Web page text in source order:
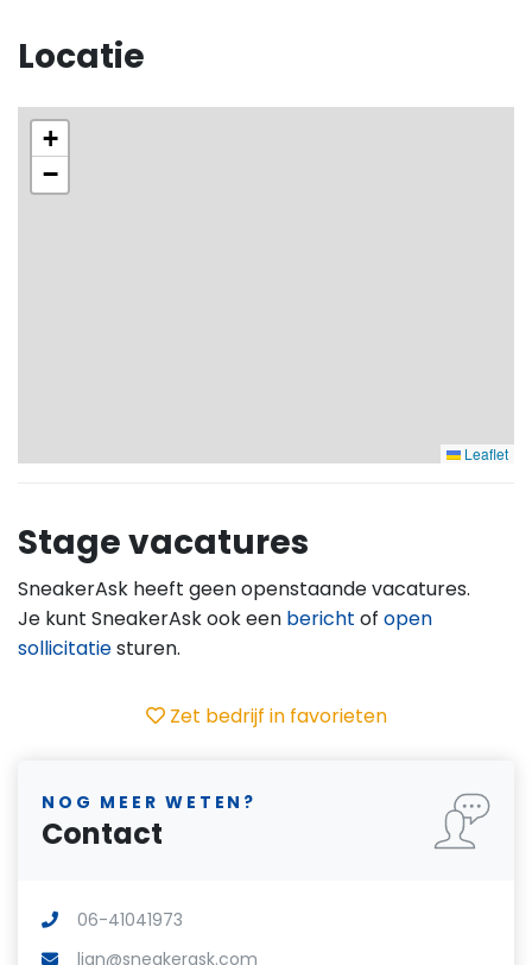
Locatie
+
−
Leaflet
Stage vacatures
SneakerAsk heeft geen openstaande vacatures.
Je kunt SneakerAsk ook een bericht of open
sollicitatiesturen.
Zet bedrijf in favorieten
NOG MEER WETEN?
Contact
06-41041973
lian@sneakerask.com